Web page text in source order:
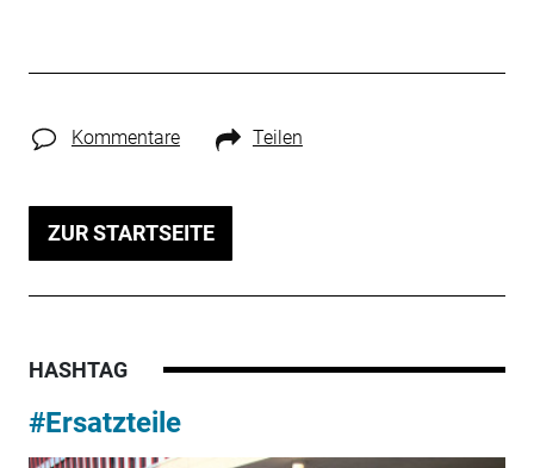
Kommentare Teilen
ZUR STARTSEITE
HASHTAG
#Ersatzteile